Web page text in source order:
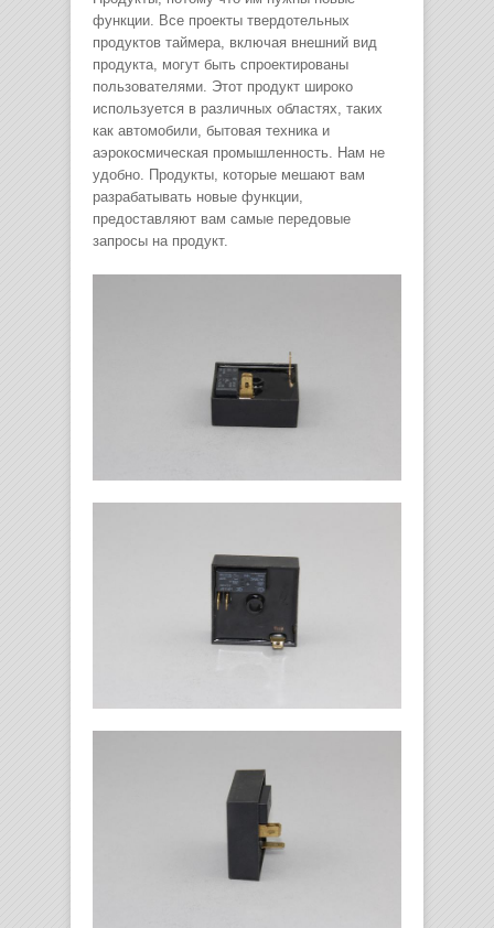
функции. Все проекты твердотельных
продуктов таймера, включая внешний вид
продукта, могут быть спроектированы
пользователями. Этот продукт широко
используется в различных областях, таких
как автомобили, бытовая техника и
аэрокосмическая промышленность. Нам не
удобно. Продукты, которые мешают вам
разрабатывать новые функции,
предоставляют вам самые передовые
запросы на продукт.